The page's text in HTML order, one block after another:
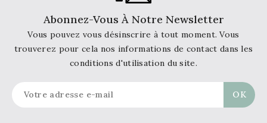
Abonnez-Vous À Notre Newsletter
Vous pouvez vous désinscrire à tout moment. Vous
trouverez pour cela nos informations de contact dans les
conditions d'utilisation du site.